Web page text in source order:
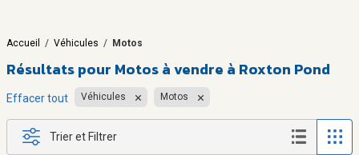
Accueil / Véhicules / Motos
Résultats pour Motos à vendre à Roxton Pond
Effacer tout Véhicules Motos
Trier et Filtrer